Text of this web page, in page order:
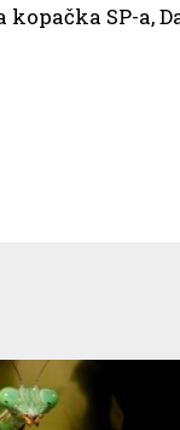
SP-a,